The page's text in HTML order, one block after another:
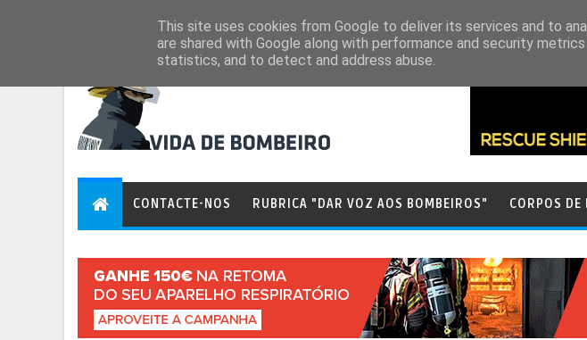
CONTACTE-NOS RUBRICA "DAR VOZ AOS BOMBEIROS" CORPOS DE
This site uses cookies from Google to deliver its services and to
are shared with Google along with performance and security
statistics, and to detect and address abuse.